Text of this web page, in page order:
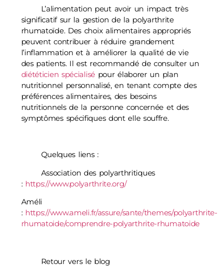
L’alimentation peut avoir un impact très
significatif sur la gestion de la polyarthrite
rhumatoïde. Des choix alimentaires appropriés
peuvent contribuer à réduire grandement
l’inflammation et à améliorer la qualité de vie
des patients. Il est recommandé de consulter un
diététicien spécialisépour élaborer un plan
nutritionnel personnalisé, en tenant compte des
préférences alimentaires, des besoins
nutritionnels de la personne concernée et des
symptômes spécifiques dont elle souffre.
Quelques liens :
Association des polyarthritiques
: https://www.polyarthrite.org/
Améli
: https://www.ameli.fr/assure/sante/themes/polyarthrite-
rhumatoide/comprendre-polyarthrite-rhumatoide
Retour vers le blog